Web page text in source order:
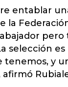
entablar
la
pero
selección es
y
afirmó